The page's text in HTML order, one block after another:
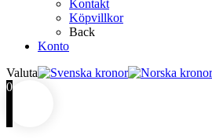
Kontakt
Köpvillkor
Back
Konto
Valuta
0